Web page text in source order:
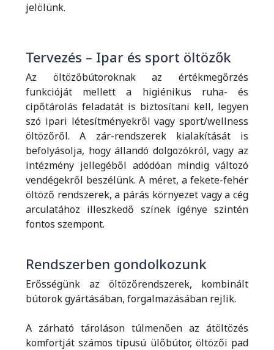
jelölünk.
Tervezés – Ipar és sport öltözők
Az öltözőbútoroknak az értékmegőrzés
funkcióját mellett a higiénikus ruha- és
cipőtárolás feladatát is biztosítani kell, legyen
szó ipari létesítményekről vagy sport/wellness
öltözőről. A zár-rendszerek kialakítását is
befolyásolja, hogy állandó dolgozókról, vagy az
intézmény jellegéből adódóan mindig változó
vendégekről beszélünk. A méret, a fekete-fehér
öltöző rendszerek, a párás környezet vagy a cég
arculatához illeszkedő színek igénye szintén
fontos szempont.
Rendszerben gondolkozunk
Erősségünk az öltözőrendszerek, kombinált
bútorok gyártásában, forgalmazásában rejlik.
A zárható tároláson túlmenően az átöltözés
komfortját számos típusú ülőbútor, öltözői pad